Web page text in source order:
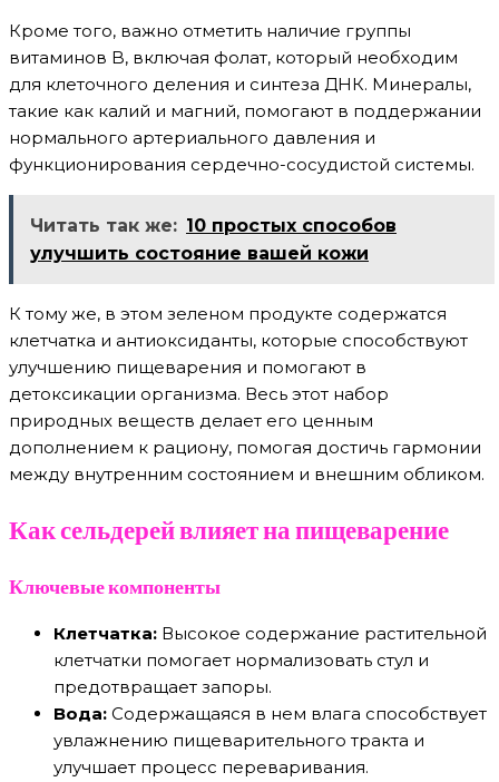
Кроме того, важно отметить наличие группы
витаминов B, включая фолат, который необходим
для клеточного деления и синтеза ДНК. Минералы,
такие как калий и магний, помогают в поддержании
нормального артериального давления и
функционирования сердечно-сосудистой системы.
Читать так же: 10 простых способов
улучшить состояние вашей кожи
К тому же, в этом зеленом продукте содержатся
клетчатка и антиоксиданты, которые способствуют
улучшению пищеварения и помогают в
детоксикации организма. Весь этот набор
природных веществ делает его ценным
дополнением к рациону, помогая достичь гармонии
между внутренним состоянием и внешним обликом.
Как сельдерей влияет на пищеварение
Ключевые компоненты
Клетчатка: Высокое содержание растительной
клетчатки помогает нормализовать стул и
предотвращает запоры.
Вода: Содержащаяся в нем влага способствует
увлажнению пищеварительного тракта и
улучшает процесс переваривания.